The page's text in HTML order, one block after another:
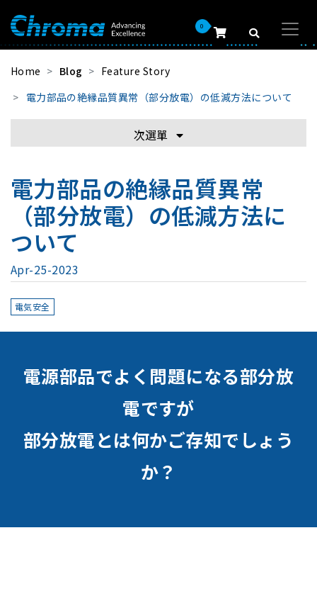
0
Home Blog
Feature Story
電力部品の絶縁品質異常（部分放電）の低減方法について
次選單
電力部品の絶縁品質異常
（部分放電）の低減方法に
ついて
Apr-25-2023
電気安全
電源部品でよく問題になる部分放
電ですが
部分放電とは何かご存知でしょう
か？